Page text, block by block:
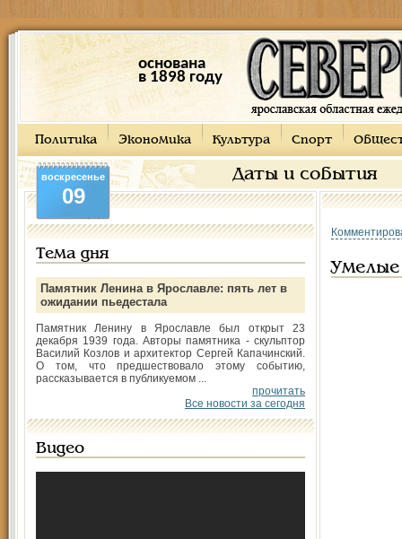
основана
в 1898 году
Политика Экономика Культура Спорт
Даты и события
воскресенье
09
Тема дня
Памятник Ленина в Ярославле: пять лет в
ожидании пьедестала
Памятник Ленину в Ярославле был открыт 23
декабря 1939 года. Авторы памятника - скульптор
Василий Козлов и архитектор Сергей Капачинский.
О том, что предшествовало этому событию,
рассказывается в публикуемом ...
прочитать
Все новости за сегодня
Видео
Умелые